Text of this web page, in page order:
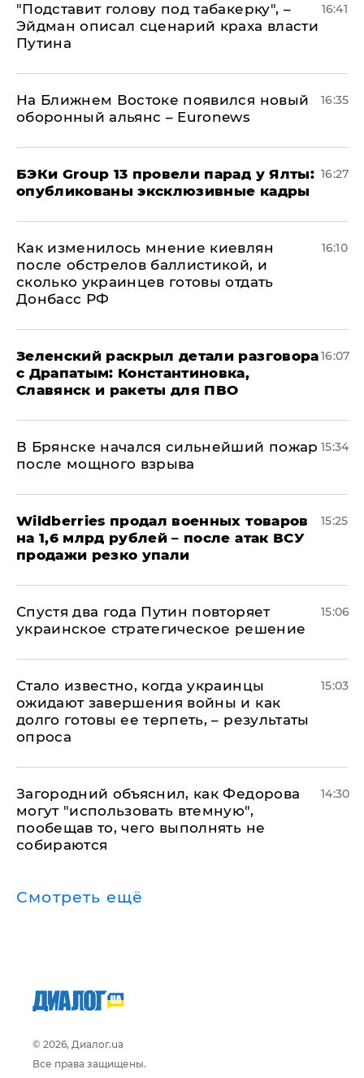
​"Подставит голову под табакерку", –
Эйдман описал сценарий краха власти
Путина
16:41
На Ближнем Востоке появился новый
оборонный альянс – Euronews
16:35
​БЭКи Group 13 провели парад у Ялты:
опубликованы эксклюзивные кадры
16:27
Как изменилось мнение киевлян
после обстрелов баллистикой, и
сколько украинцев готовы отдать
Донбасс РФ
16:10
​Зеленский раскрыл детали разговора
с Драпатым: Константиновка,
Славянск и ракеты для ПВО
16:07
В Брянске начался сильнейший пожар
после мощного взрыва
15:34
​Wildberries продал военных товаров
на 1,6 млрд рублей – после атак ВСУ
продажи резко упали
15:25
Спустя два года Путин повторяет
украинское стратегическое решение
15:06
Стало известно, когда украинцы
ожидают завершения войны и как
долго готовы ее терпеть, – результаты
опроса
15:03
Загородний объяснил, как Федорова
могут "использовать втемную",
пообещав то, чего выполнять не
собираются
14:30
Смотреть ещё
© 2026, Диалог.ua
Все права защищены.